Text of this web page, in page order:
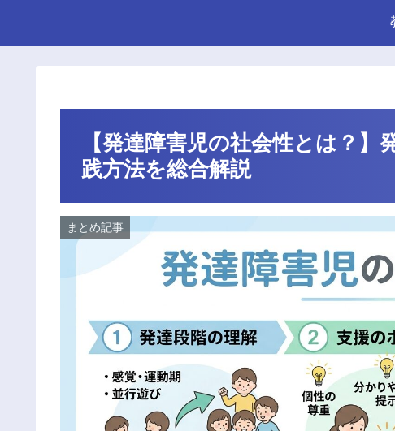
【発達障害児の社会性とは？
践方法を総合解説
まとめ記事